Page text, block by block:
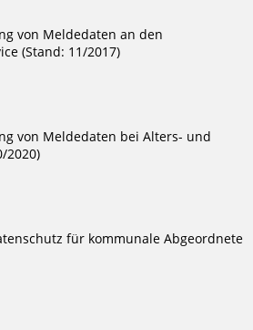
von Meldedaten an den
(Stand: 11/2017)
von Meldedaten bei Alters- und
2020)
für kommunale Abgeordnete